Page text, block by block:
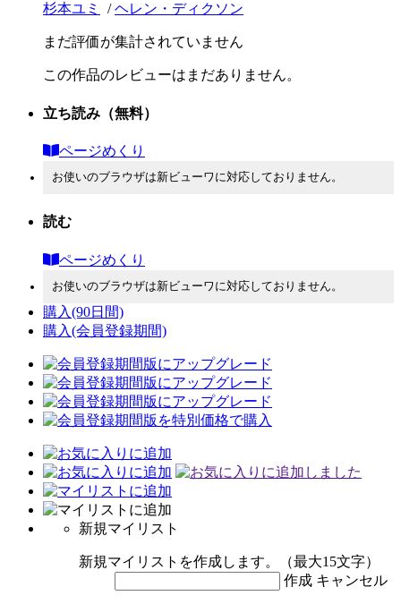
杉本ユミ /ヘレン・ディクソン
まだ評価が集計されていません
この作品のレビューはまだありません。
立ち読み （無料）
ページめくり
お使いのブラウザは新ビューワに対応しておりません。
読む
ページめくり
お使いのブラウザは新ビューワに対応しておりません。
購入(90日間)
購入(会員登録期間)
新規マイリスト
新規マイリストを作成します。（最大15文字）
作成 キャンセル